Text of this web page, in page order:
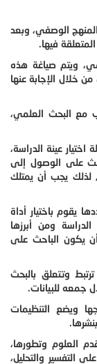
الوصفي، وبعد
فيها.
ويتم صياغة هذه
خلال الإجابة عنها
مع البحث العلمي،
عينة الدراسة،
على الوصول إلى
يجب أن يمتلك
يقوم باختيار أداة
ومن أبرزها
أن يكون الباحث على
وتتعلق بالبحث
جمعه للبيانات.
ويضع التنظيمات
العلوم وتطورها،
التفسير والتحليل،